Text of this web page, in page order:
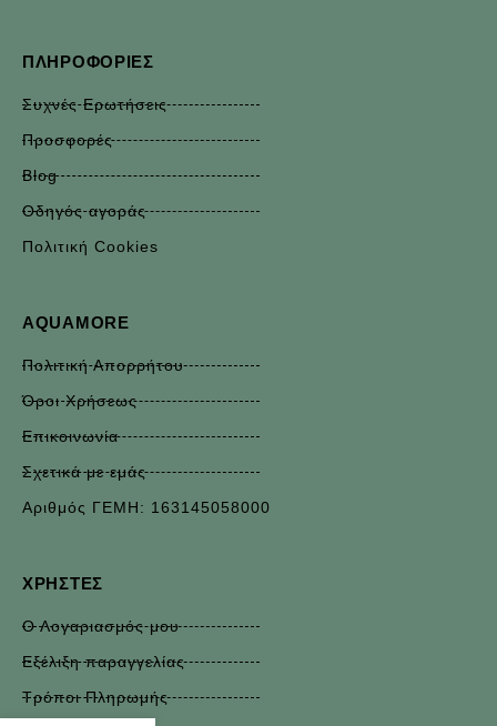
ΠΛΗΡΟΦΟΡΊΕΣ
Συχνές Ερωτήσεις
Προσφορές
Blog
Οδηγός αγοράς
Πολιτική Cookies
AQUAMORE
Πολιτική Απορρήτου
Όροι Χρήσεως
Επικοινωνία
Σχετικά με εμάς
Αριθμός ΓΕΜΗ: 163145058000
ΧΡΉΣΤΕΣ
Ο Λογαριασμός μου
Εξέλιξη παραγγελίας
Τρόποι Πληρωμής